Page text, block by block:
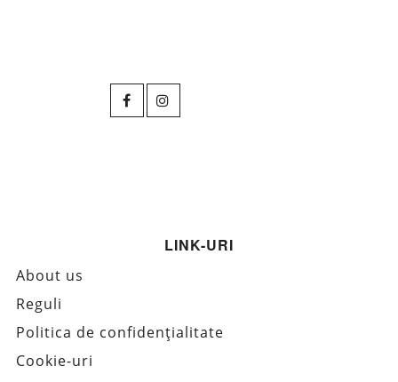
LINK-URI
About us
Reguli
Politica de confidențialitate
Cookie-uri